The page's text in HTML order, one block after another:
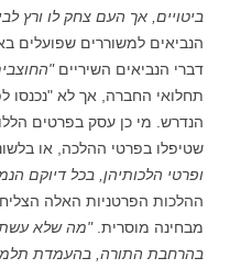
ביטויים, אך העם צחק לו ורץ
הנביאים למשוררים שפועלים
דברי הנביאים השיריים
תחלואי החברה, אך לא "נכנסו
הנדרש. מי כן עסק בפרטים
שטיפלו בפרטי ההלכה, או
ופרטי הלכותיהן, בכל דיוקם
ההלכות הפרטניות האלה
מבחינה מוסרית."מה שלא
בהרחבת התורה, בהעמדת